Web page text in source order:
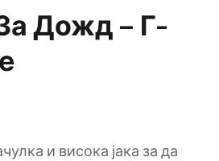
Дожд – Г-
и висока јака за да